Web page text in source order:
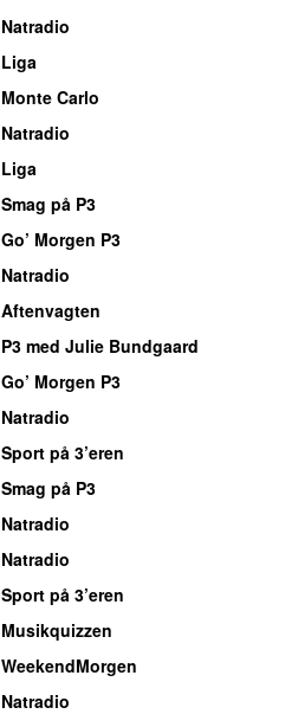
Natradio
Liga
Monte Carlo
Natradio
Liga
Smag på P3
Go’ Morgen P3
Natradio
Aftenvagten
P3 med Julie Bundgaard
Go’ Morgen P3
Natradio
Sport på 3’eren
Smag på P3
Natradio
Natradio
Sport på 3’eren
Musikquizzen
WeekendMorgen
Natradio